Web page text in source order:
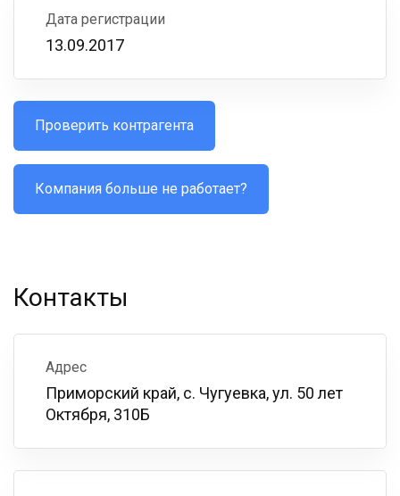
Дата регистрации
13.09.2017
Проверить контрагента
Компания больше не работает?
Контакты
Адрес
Приморский край, с. Чугуевка, ул. 50 лет
Октября, 310Б